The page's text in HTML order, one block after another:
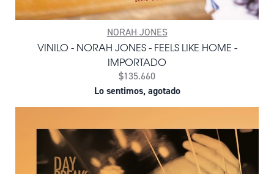
NORAH JONES
VINILO - NORAH JONES - FEELS LIKE HOME -
IMPORTADO
$135.660
Lo sentimos, agotado